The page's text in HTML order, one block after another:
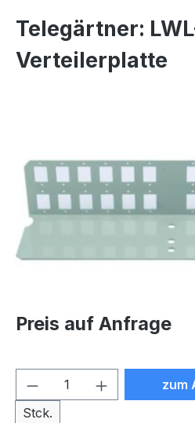
Telegärtner:
Verteilerplatte
Preis auf Anfrage
Stck.
zum